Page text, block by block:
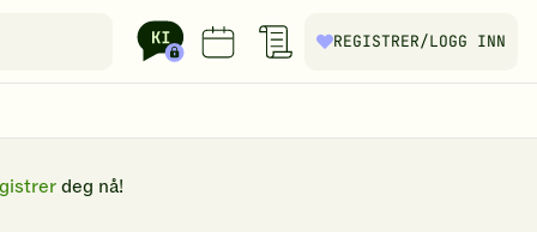
REGISTRER/LOGG INN
deg nå!